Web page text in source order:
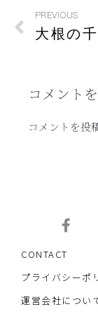
PREVIOUS
コメント
コメントを投
CONTACT
プライバシーポ
運営会社につい